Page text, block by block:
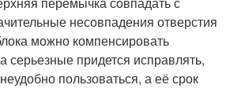
несовпадения отверстия
можно компенсировать
серьезные придется исправлять,
пользоваться, а её срок